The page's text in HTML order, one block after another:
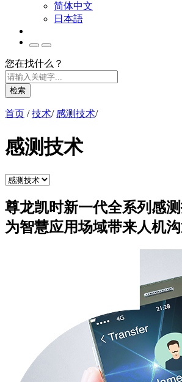
简体中文
日本語
您在找什么？
检索
首页 / 技术/ 感测技术/
感测技术
尊龙凯时新一代全系列感
为智慧应用场域带来人机